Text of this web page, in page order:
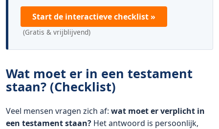
Start de interactieve checklist »
(Gratis & vrijblijvend)
Wat moet er in een testament
staan? (Checklist)
Veel mensen vragen zich af: wat moet er verplicht in
een testament staan? Het antwoord is persoonlijk,